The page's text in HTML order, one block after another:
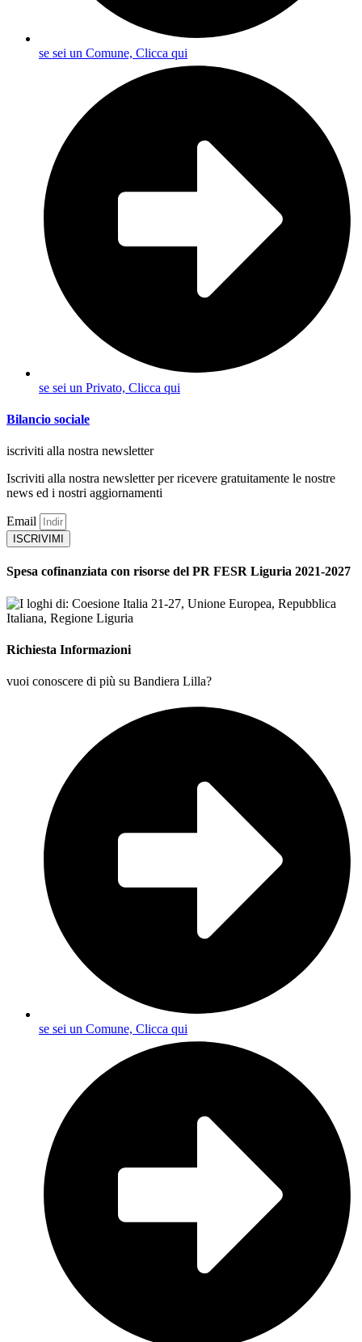
se sei un Comune, Clicca qui
se sei un Privato, Clicca qui
Bilancio sociale
iscriviti alla nostra newsletter
Iscriviti alla nostra newsletter per ricevere gratuitamente le nostre
news ed i nostri aggiornamenti
Email
ISCRIVIMI
Spesa cofinanziata con risorse del PR FESR Liguria 2021-2027
Richiesta Informazioni
vuoi conoscere di più su Bandiera Lilla?
se sei un Comune, Clicca qui